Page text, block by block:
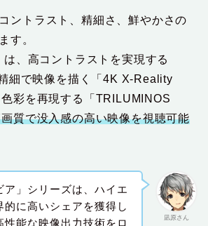
ントラスト、精細さ、鮮やかさの
す。
は、高コントラストを実現する
細で映像を描く「4K X-Reality
彩を再現する「TRILUMINOS
質で没入感の高い映像を視聴可能
凪原さん
ア」シリーズは、ハイエ
的に高いシェアを獲得し
性能な映像出力技術をロ